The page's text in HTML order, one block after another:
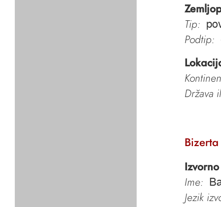
Tip:
Podtip:
Država
Bizerta
Ime:
Jezik